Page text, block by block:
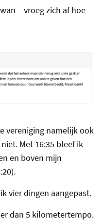
– vroeg zich af hoe
vereniging namelijk ook
Met 16:35 bleef ik
en boven mijn
vier dingen aangepast.
dan 5 kilometertempo.